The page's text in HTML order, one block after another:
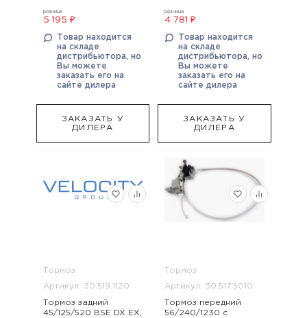
розница
5 195 ₽
Товар находится
на складе
дистрибьютора, но
Вы можете
заказать его на
сайте дилера
ЗАКАЗАТЬ У
ДИЛЕРА
розница
4 781 ₽
Товар находится
на складе
дистрибьютора, но
Вы можете
заказать его на
сайте дилера
ЗАКАЗАТЬ У
ДИЛЕРА
Тормоз
Артикул: 30.519.1120
Тормоз задний
45/125/520 BSE DX EX,
Тормоз
Артикул: 30.517.5010
Тормоз передний
56/240/1230 с